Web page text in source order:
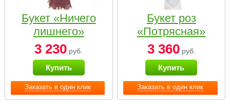
Заказать в один клик
Букет «Ничего
лишнего»
3 230 руб.
Купить
Заказать в один клик
Букет роз
«Потрясная»
3 360руб.
Купить